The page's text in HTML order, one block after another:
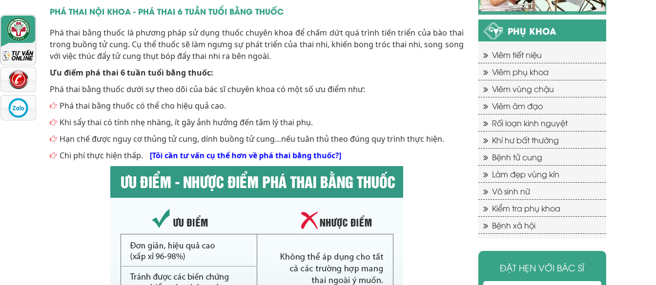
PHÁ THAI NỘI KHOA - PHÁ THAI 6 TUẦN TUỔI BẰNG THUỐC
Phá thai bằng thuốc là phương pháp sử dụng thuốc chuyên khoa để chấm dứt quá trình tiến triển của bào thai
trong buồng tử cung. Cụ thể thuốc sẽ làm ngưng sự phát triển của thai nhi, khiến bong tróc thai nhi, song song
với việc thúc đẩy tử cung thụt bóp đẩy thai nhi ra bên ngoài.
Ưu điểm phá thai 6 tuần tuổi bằng thuốc:
Phá thai bằng thuốc dưới sự theo dõi của bác sĩ chuyên khoa có một số ưu điểm như:
Phá thai bằng thuốc có thể cho hiệu quả cao.
Khi sẩy thai có tính nhẹ nhàng, ít gây ảnh hưởng đến tâm lý thai phụ.
Hạn chế được nguy cơ thủng tử cung, dính buồng tử cung…nếu tuân thủ theo đúng quy trình thực hiện.
Chi phí thực hiện thấp.
[Tôi cần tư vấn cụ thể hơn về phá thai bằng thuốc?]
PHỤ KHOA
Viêm tiết niệu
Viêm phụ khoa
Viêm vùng chậu
Viêm âm đạo
Rối loạn kinh nguyệt
Khí hư bất thường
Bệnh tử cung
Làm đẹp vùng kín
Vô sinh nữ
Kiểm tra phụ khoa
Bệnh xã hội
ĐẶT HẸN VỚI BÁC SĨ